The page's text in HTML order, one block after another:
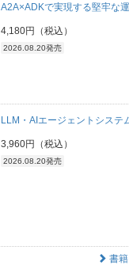
A2A×ADKで実現する堅牢な
4,180円（税込）
2026.08.20発売
LLM・AIエージェントシステ
3,960円（税込）
2026.08.20発売
書